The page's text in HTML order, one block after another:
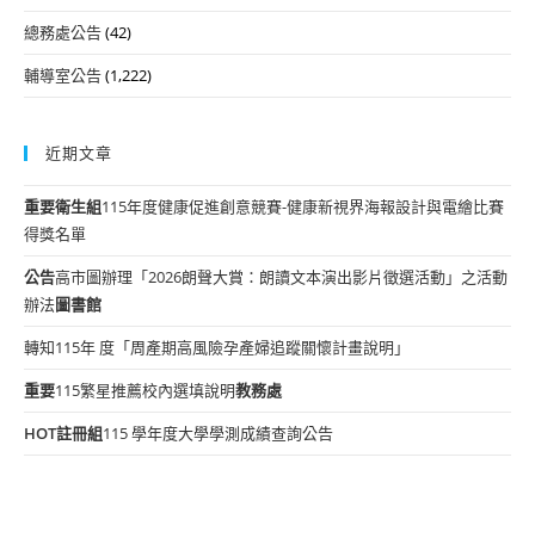
總務處公告(42)
輔導室公告(1,222)
近期文章
重要衛生組115年度健康促進創意競賽-健康新視界海報設計與電繪比賽
得獎名單
公告高市圖辦理「2026朗聲大賞：朗讀文本演出影片徵選活動」之活動
辦法圖書館
轉知115年 度「周產期高風險孕產婦追蹤關懷計畫說明」
重要115繁星推薦校內選填說明教務處
HOT註冊組115 學年度大學學測成績查詢公告